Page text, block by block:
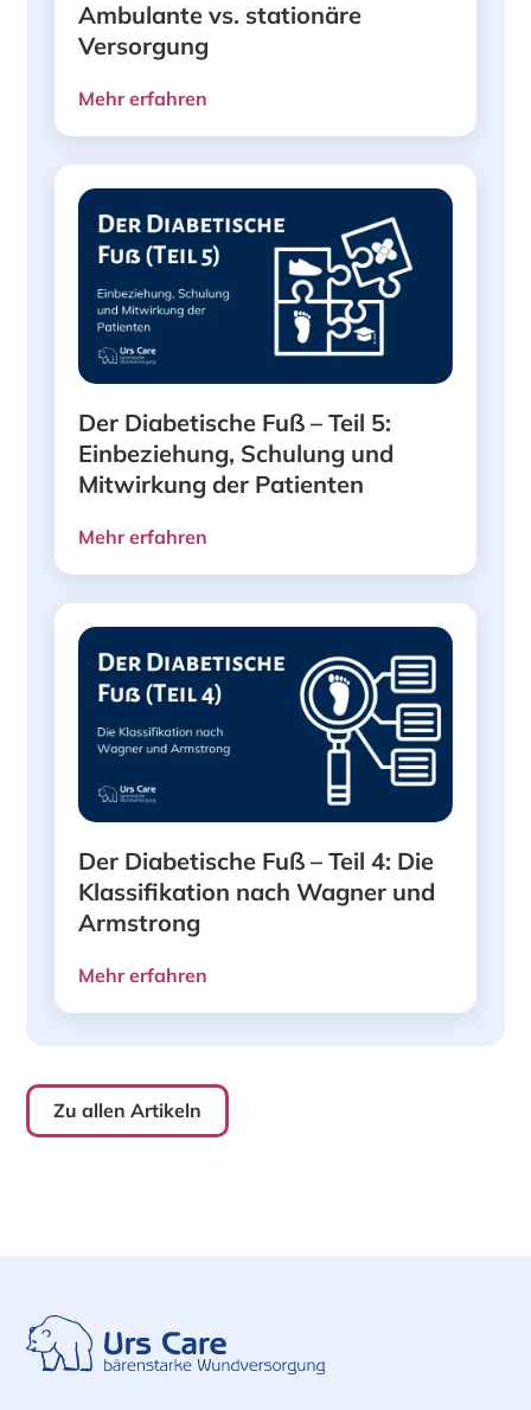
Ambulante vs. stationäre
Versorgung
Mehr erfahren
Der Diabetische Fuß – Teil 5:
Einbeziehung, Schulung und
Mitwirkung der Patienten
Mehr erfahren
Der Diabetische Fuß – Teil 4: Die
Klassifikation nach Wagner und
Armstrong
Mehr erfahren
Zu allen Artikeln